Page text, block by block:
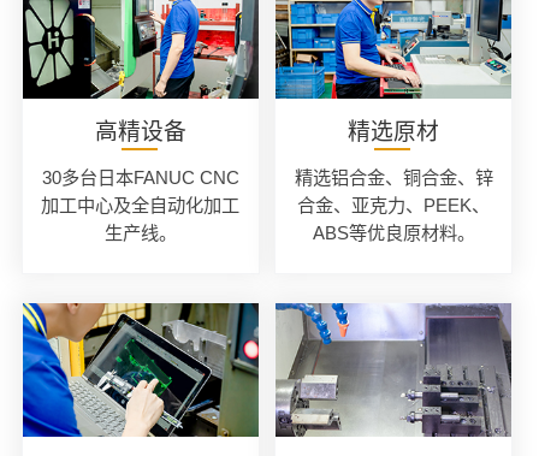
高精设备
30多台日本FANUC CNC
加工中心及全自动化加工
生产线。
精选原材
精选铝合金、铜合金、锌
合金、亚克力、PEEK、
ABS等优良原材料。